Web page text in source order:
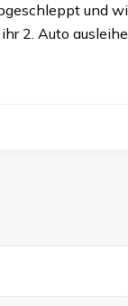
und
2. Auto